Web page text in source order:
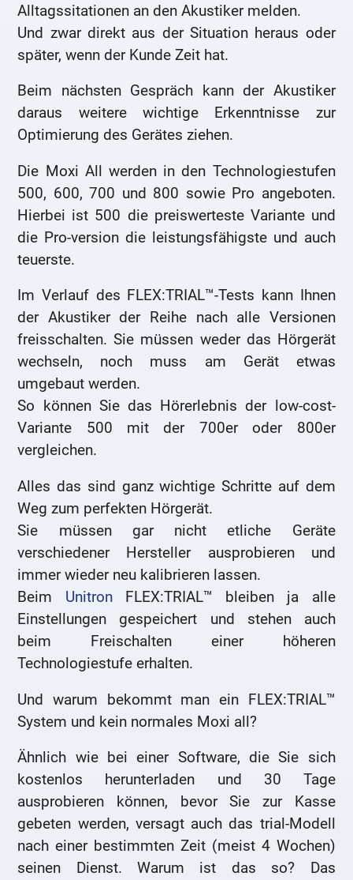
Alltagssitationen an den Akustiker melden.
Und zwar direkt aus der Situation heraus oder
später, wenn der Kunde Zeit hat.
Beim nächsten Gespräch kann der Akustiker
daraus weitere wichtige Erkenntnisse zur
Optimierung des Gerätes ziehen.
Die Moxi All werden in den Technologiestufen
500, 600, 700 und 800 sowie Pro angeboten.
Hierbei ist 500 die preiswerteste Variante und
die Pro-version die leistungsfähigste und auch
teuerste.
Im Verlauf des FLEX:TRIAL™-Tests kann Ihnen
der Akustiker der Reihe nach alle Versionen
freisschalten. Sie müssen weder das Hörgerät
wechseln, noch muss am Gerät etwas
umgebaut werden.
So können Sie das Hörerlebnis der low-cost-
Variante 500 mit der 700er oder 800er
vergleichen.
Alles das sind ganz wichtige Schritte auf dem
Weg zum perfekten Hörgerät.
Sie müssen gar nicht etliche Geräte
verschiedener Hersteller ausprobieren und
immer wieder neu kalibrieren lassen.
Beim UnitronFLEX:TRIAL™ bleiben ja alle
Einstellungen gespeichert und stehen auch
beim Freischalten einer höheren
Technologiestufe erhalten.
Und warum bekommt man ein FLEX:TRIAL™
System und kein normales Moxi all?
Ähnlich wie bei einer Software, die Sie sich
kostenlos herunterladen und 30 Tage
ausprobieren können, bevor Sie zur Kasse
gebeten werden, versagt auch das trial-Modell
nach einer bestimmten Zeit (meist 4 Wochen)
seinen Dienst. Warum ist das so? Das